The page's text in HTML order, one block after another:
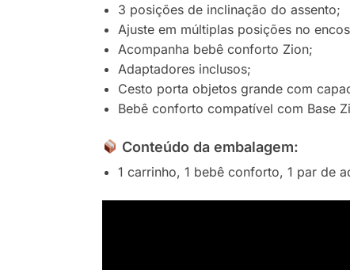
3 posições de inclinação do assento;
Ajuste em múltiplas posições no
Acompanha bebê conforto Zion;
Adaptadores inclusos;
Cesto porta objetos grande com
Bebê conforto compatível com Base
Conteúdo da embalagem:
1 carrinho, 1 bebê conforto, 1 par de